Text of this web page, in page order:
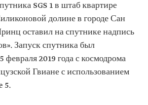
SGS 1 в штаб квартире
долине в городе Сан
оставил на спутнике надпись
Запуск спутника был
февраля 2019 года с космодрома
Гвиане с использованием
5.